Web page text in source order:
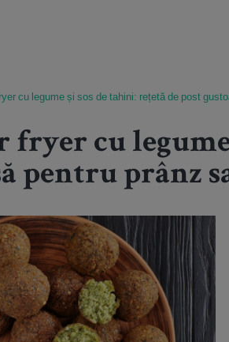
cu legume și sos de tahini: rețetă de post
cu
pentru prânz